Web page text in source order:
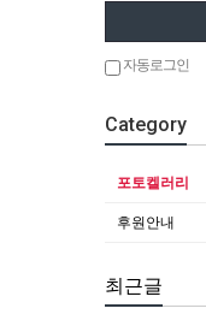
자동로그인
Category
포토켈러리
후원안내
최근글